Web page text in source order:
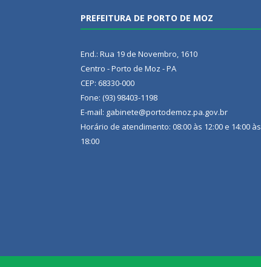
PREFEITURA DE PORTO DE MOZ
End.: Rua 19 de Novembro, 1610
Centro - Porto de Moz - PA
CEP: 68330-000
Fone: (93) 98403-1198
E-mail: gabinete@portodemoz.pa.gov.br
Horário de atendimento: 08:00 às 12:00 e 14:00 às
18:00